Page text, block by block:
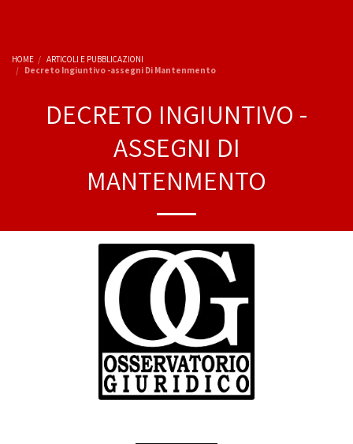
HOME
ARTICOLI E PUBBLICAZIONI
Decreto Ingiuntivo -assegni Di Mantenmento
DECRETO INGIUNTIVO -
ASSEGNI DI
MANTENMENTO